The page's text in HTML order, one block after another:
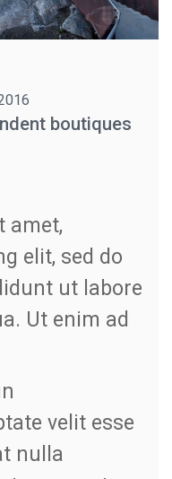
boutiques
amet,
elit, sed do
ut labore
Ut enim ad
velit esse
nulla